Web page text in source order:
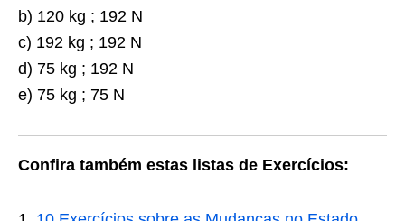
b) 120 kg ; 192 N
c) 192 kg ; 192 N
d) 75 kg ; 192 N
e) 75 kg ; 75 N
Confira também estas listas de Exercícios: